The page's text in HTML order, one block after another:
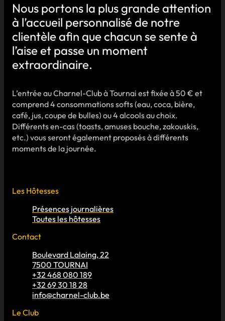
Nous portons la plus grande attention
à l’accueil personnalisé de notre
clientèle afin que chacun se sente à
l’aise et passe un moment
extraordinaire.
L’entrée au Charnel-Club à Tournai est fixée à 50 € et
comprend 4 consommations softs (eau, coca, bière,
café, jus, coupe de bulles) ou 4 alcools au choix.
Différents en-cas (toasts, amuses bouche, zakouskis,
etc.) vous seront également proposés à différents
moments de la journée.
Les Hôtesses
Présences journalières
Toutes les hôtesses
Contact
Boulevard Lalaing, 22
7500 TOURNAI
+32 468 080 189
+32 69 30 18 28
info@charnel-club.be
Le Club